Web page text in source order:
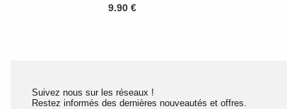
9.90 €
Suivez nous sur les réseaux !
Restez informés des dernières nouveautés et offres.